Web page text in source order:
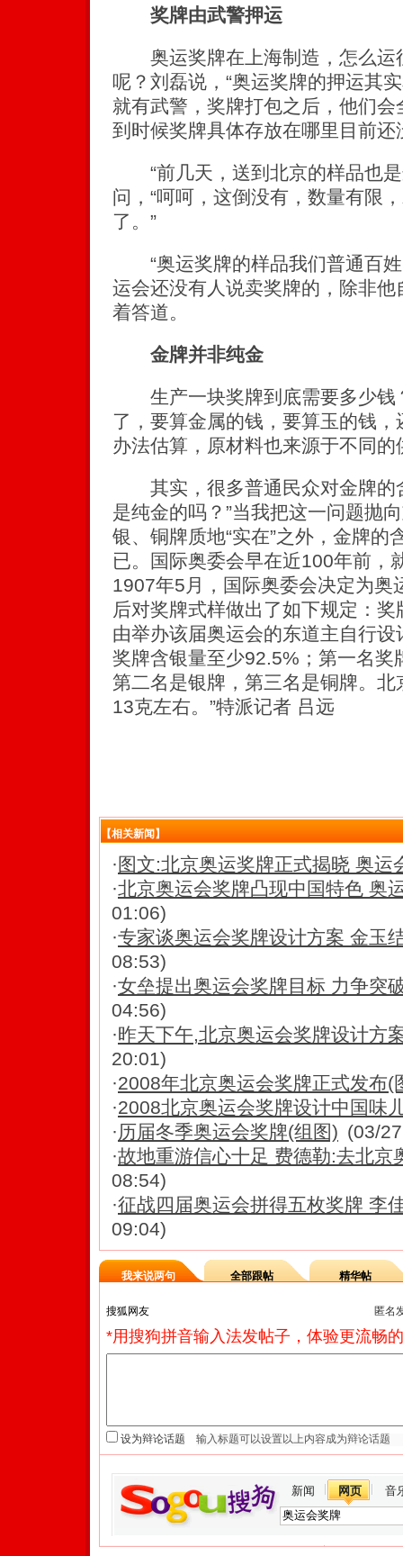
奖牌由武警押运
奥运奖牌在上海制造，怎么运
呢？刘磊说，“奥运奖牌的押运其
就有武警，奖牌打包之后，他们
到时候奖牌具体存放在哪里目前还
“前几天，送到北京的样品也是
问，“呵呵，这倒没有，数量有限
了。”
“奥运奖牌的样品我们普通百姓
运会还没有人说卖奖牌的，除非他
着答道。
金牌并非纯金
生产一块奖牌到底需要多少钱
了，要算金属的钱，要算玉的钱
办法估算，原材料也来源于不同的
其实，很多普通民众对金牌的
是纯金的吗？”当我把这一问题抛
银、铜牌质地“实在”之外，金牌的
已。国际奥委会早在近100年前，
1907年5月，国际奥委会决定为奥
后对奖牌式样做出了如下规定：
由举办该届奥运会的东道主自行
奖牌含银量至少92.5%；第一名奖
第二名是银牌，第三名是铜牌。
13克左右。”特派记者 吕远
【相关新闻】
· 图文:北京奥运奖牌正式揭晓 奥运
·北京奥运会奖牌凸现中国特色 奥
01:06)
·专家谈奥运会奖牌设计方案 金玉
08:53)
·女垒提出奥运会奖牌目标 力争突
04:56)
·昨天下午,北京奥运会奖牌设计
20:01)
·2008年北京奥运会奖牌正式发布(
·2008北京奥运会奖牌设计中国味
·历届冬季奥运会奖牌(组图) (03/
·故地重游信心十足 费德勒:去北京
08:54)
·征战四届奥运会拼得五枚奖牌 李
09:04)
我来说两句 全部跟帖 精华帖
匿名
*用搜狗拼音输入法发帖子，体验更流畅
设为辩论话题
新闻 网页 音